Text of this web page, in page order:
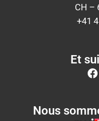
CH –
+41
Et
Nous